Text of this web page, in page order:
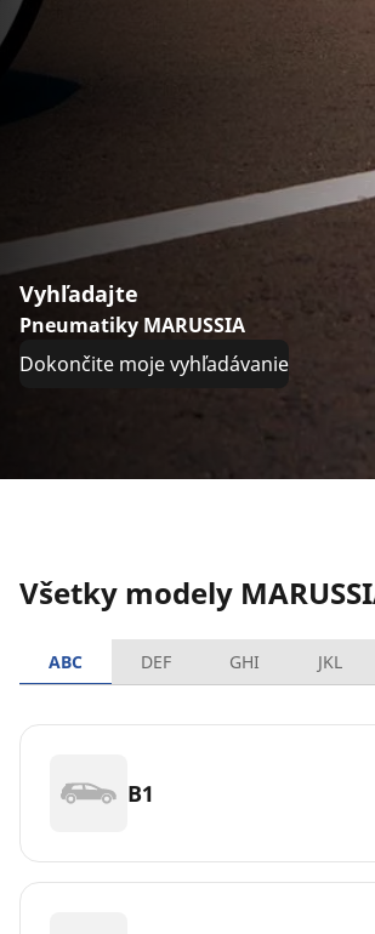
Vyhľadajte
Pneumatiky MARUSSIA
Dokončite moje vyhľadávanie
Všetky modely
ABC DEF GHI JKL
B1